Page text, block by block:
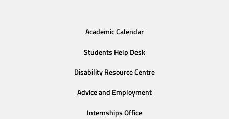
Academic Calendar
Students Help Desk
Disability Resource Centre
Advice and Employment
Internships Office